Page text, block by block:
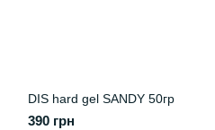
DIS hard gel SANDY 50гр
390 грн